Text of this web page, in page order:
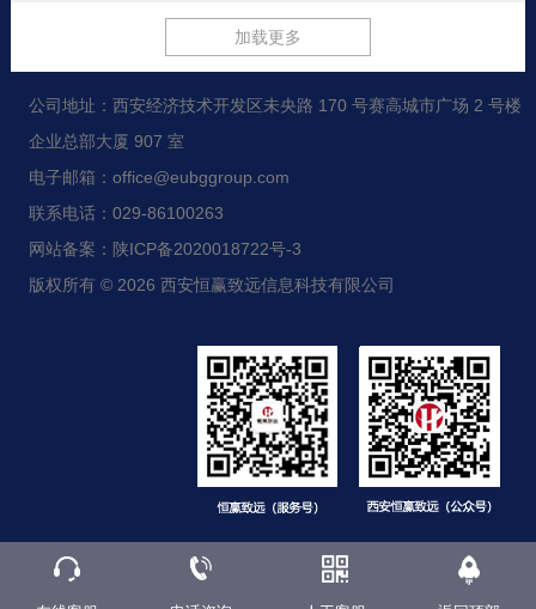
加载更多
公司地址：西安经济技术开发区未央路 170 号赛高城市广场 2 号楼
企业总部大厦 907 室
电子邮箱：office@eubggroup.com
联系电话：029-86100263
网站备案：陕ICP备2020018722号-3
版权所有 © 2026 西安恒赢致远信息科技有限公司